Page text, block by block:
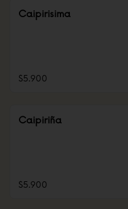
Caipirisima
$5.900
Caipiriña
$5.900